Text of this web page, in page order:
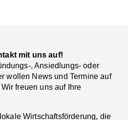
mit uns auf!
, Ansiedlungs- oder
wollen News und Termine auf
freuen uns auf Ihre
Wirtschaftsförderung, die